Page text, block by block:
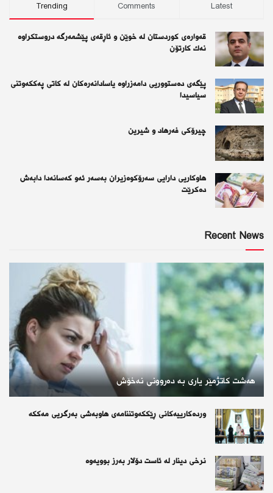
Trending Comments Latest
قەوارەی كوردستان لە خوێن و ئاڕقەی پێشمەرگە دروستكراوە
نەك كارتۆن
پێگەی دەستووریی دامەزراوە یاسادانەرەكان لە كاتی پەككەوتنی
سیاسیدا
چیرۆكی فەرهاد و شیرین
هاوکاریی دارایی سەرۆکوەزیران بەسەر ئەو كەسانەدا دابەش
دەکرێت
Recent News
هەشت کاتژمێر یاری بە دەروونی نەخۆش
وردەكارییەكانی ڕێككەوتننامەی هاوبەشی بەرگریی مەككە
نرخی دینار لە ئاست دۆلار بەرز بوویەوە